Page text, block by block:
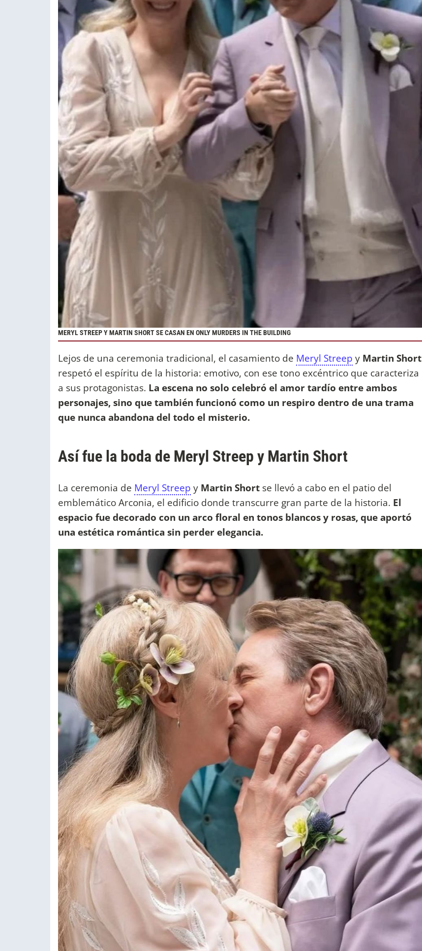
MERYL STREEP Y MARTIN SHORT SE CASAN EN ONLY MURDERS IN THE BUILDING
Lejos de una ceremonia tradicional, el casamiento de Meryl Streep y Martin Short
respetó el espíritu de la historia: emotivo, con ese tono excéntrico que caracteriza
a sus protagonistas. La escena no solo celebró el amor tardío entre ambos
personajes, sino que también funcionó como un respiro dentro de una trama
que nunca abandona del todo el misterio.
Así fue la boda de Meryl Streep y Martin Short
La ceremonia de Meryl Streep y Martin Short se llevó a cabo en el patio del
emblemático Arconia, el edificio donde transcurre gran parte de la historia. El
espacio fue decorado con un arco floral en tonos blancos y rosas, que aportó
una estética romántica sin perder elegancia.